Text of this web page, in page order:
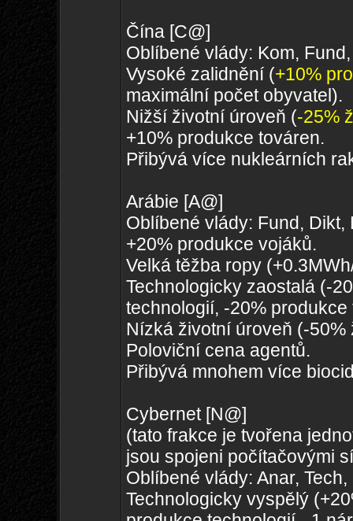
Čína [C@]
Oblíbené vlády: Kom,
Vysoké zalidnění (+10%
maximální počet obyvatel).
Nižší životní úroveň (-25%
+10% produkce továren.
Přibývá více nukleárních
Arábie [A@]
Oblíbené vlády: Fund, Dikt,
+20% produkce vojáků.
Velká těžba ropy
Technologicky zaostalá (-
technologií, -20%
Nízká životní úroveň (-
Poloviční cena agentů.
Přibývá mnohem více
Cybernet [N@]
(tato frakce je tvořena
jsou spojeni počítačovými
Oblíbené vlády: Anar, Tech,
Technologicky vyspělý